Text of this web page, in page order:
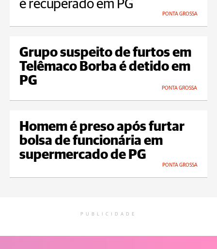
é recuperado em PG
PONTA GROSSA
Grupo suspeito de furtos em
Telêmaco Borba é detido em
PG
PONTA GROSSA
Homem é preso após furtar
bolsa de funcionária em
supermercado de PG
PONTA GROSSA
PUBLICIDADE